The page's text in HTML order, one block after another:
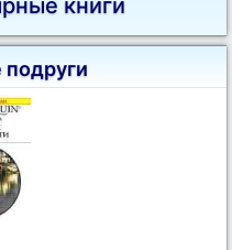
книги